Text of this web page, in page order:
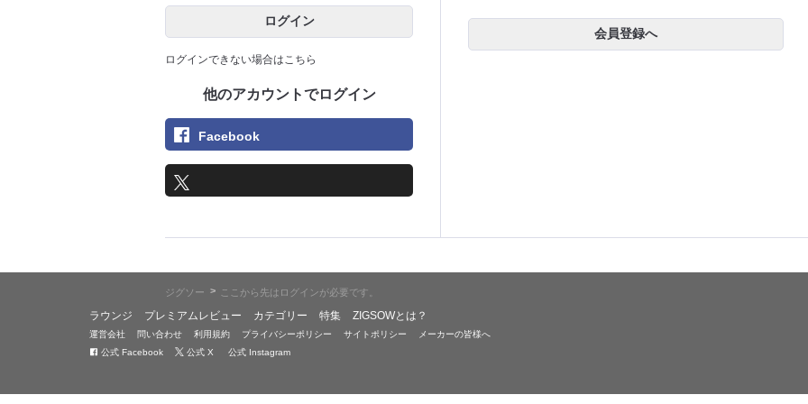
ログイン
ログインできない場合はこちら
他のアカウントでログイン
Facebook
会員登録へ
ジグソー > ここから先はログインが必要です。
ラウンジ プレミアムレビュー カテゴリー 特集 ZIGSOWとは？
運営会社 問い合わせ 利用規約 プライバシーポリシー サイトポリシー
メーカーの皆様へ
公式 Facebook
公式 X 公式 Instagram